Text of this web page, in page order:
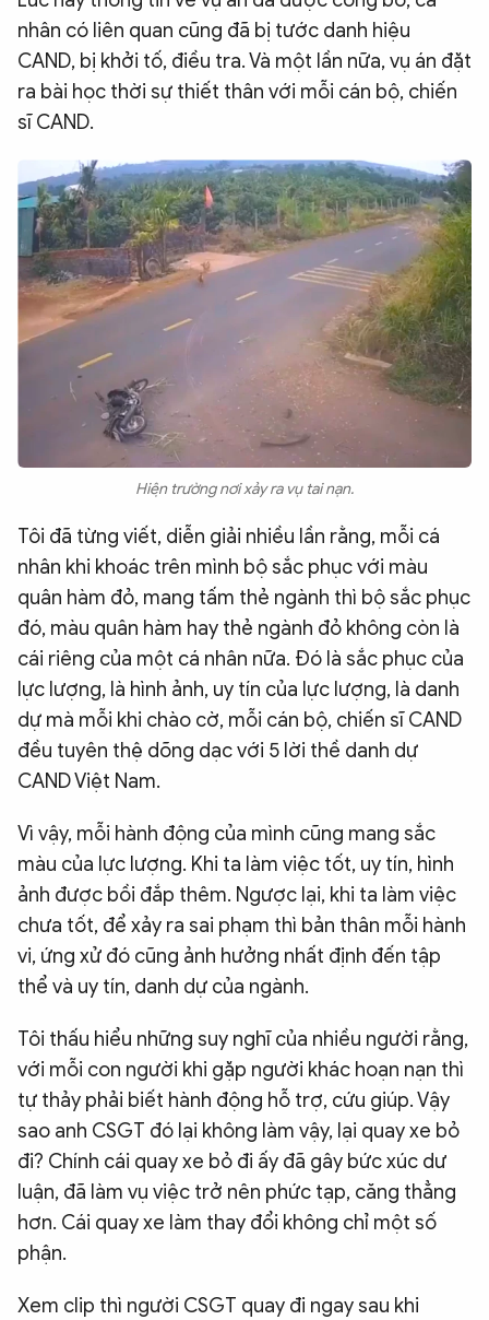
nhân có liên quan cũng đã bị tước danh hiệu
CAND, bị khởi tố, điều tra. Và một lần nữa, vụ án đặt
ra bài học thời sự thiết thân với mỗi cán bộ, chiến
sĩ CAND.
Hiện trường nơi xảy ra vụ tai nạn.
Tôi đã từng viết, diễn giải nhiều lần rằng, mỗi cá
nhân khi khoác trên mình bộ sắc phục với màu
quân hàm đỏ, mang tấm thẻ ngành thì bộ sắc phục
đó, màu quân hàm hay thẻ ngành đỏ không còn là
cái riêng của một cá nhân nữa. Đó là sắc phục của
lực lượng, là hình ảnh, uy tín của lực lượng, là danh
dự mà mỗi khi chào cờ, mỗi cán bộ, chiến sĩ CAND
đều tuyên thệ dõng dạc với 5 lời thề danh dự
CAND Việt Nam.
Vì vậy, mỗi hành động của mình cũng mang sắc
màu của lực lượng. Khi ta làm việc tốt, uy tín, hình
ảnh được bồi đắp thêm. Ngược lại, khi ta làm việc
chưa tốt, để xảy ra sai phạm thì bản thân mỗi hành
vi, ứng xử đó cũng ảnh hưởng nhất định đến tập
thể và uy tín, danh dự của ngành.
Tôi thấu hiểu những suy nghĩ của nhiều người rằng,
với mỗi con người khi gặp người khác hoạn nạn thì
tự thảy phải biết hành động hỗ trợ, cứu giúp. Vậy
sao anh CSGT đó lại không làm vậy, lại quay xe bỏ
đi? Chính cái quay xe bỏ đi ấy đã gây bức xúc dư
luận, đã làm vụ việc trở nên phức tạp, căng thẳng
hơn. Cái quay xe làm thay đổi không chỉ một số
phận.
Xem clip thì người CSGT quay đi ngay sau khi